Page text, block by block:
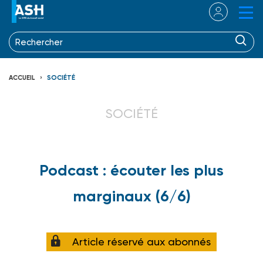
ACCUEIL SOCIÉTÉ
SOCIÉTÉ
Podcast : écouter les plus
marginaux (6/6)
Article réservé aux abonnés